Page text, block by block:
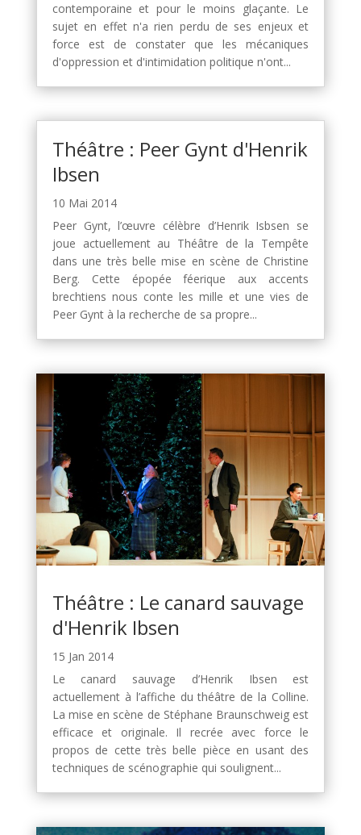
contemporaine et pour le moins glaçante. Le
sujet en effet n'a rien perdu de ses enjeux et
force est de constater que les mécaniques
d'oppression et d'intimidation politique n'ont...
Théâtre : Peer Gynt d'Henrik
Ibsen
10 Mai 2014
Peer Gynt, l’œuvre célèbre d’Henrik Isbsen se
joue actuellement au Théâtre de la Tempête
dans une très belle mise en scène de Christine
Berg. Cette épopée féerique aux accents
brechtiens nous conte les mille et une vies de
Peer Gynt à la recherche de sa propre...
Théâtre : Le canard sauvage
d'Henrik Ibsen
15 Jan 2014
Le canard sauvage d’Henrik Ibsen est
actuellement à l’affiche du théâtre de la Colline.
La mise en scène de Stéphane Braunschweig est
efficace et originale. Il recrée avec force le
propos de cette très belle pièce en usant des
techniques de scénographie qui soulignent...